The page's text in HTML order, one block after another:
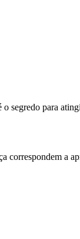
segredo para
correspondem a